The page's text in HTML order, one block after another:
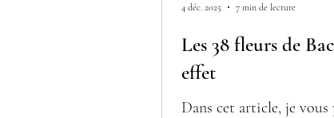
Les 38 fleurs de
effet
Dans cet article, je vous
4 déc. 2025 7 min de lecture